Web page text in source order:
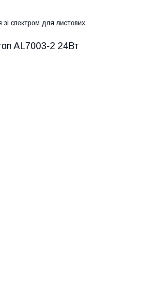
спектром для листових
AL7003-2 24Вт